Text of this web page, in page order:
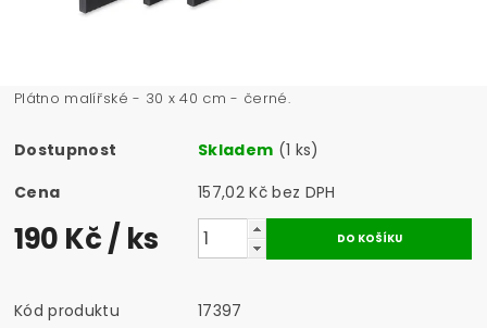
Plátno malířské - 30 x 40 cm - černé.
Dostupnost Skladem (1 ks)
Cena
157,02 Kč bez DPH
190 Kč/ ks
Kód produktu
17397